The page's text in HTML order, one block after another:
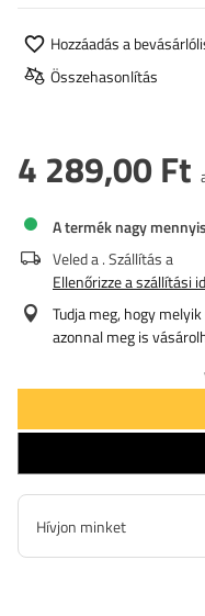
Hozzáadás a
Összehasonlítás
4 289,00 Ft
A termék nagy
Veled a. Szállítás a
Ellenőrizze a szállítási
Tudja meg, hogy
azonnal meg is
Hívjon minket